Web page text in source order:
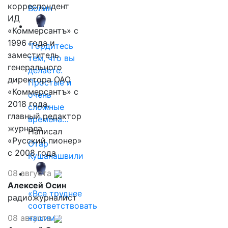
Волин
"Гордитесь
тем, что вы
делаете.
Простые и
очень
сложные
времена…
Написал
Отар
Кушанашвили
«Все труднее
соответствовать
нашим
корреспондент
ИД
«Коммерсантъ» с
1996 года и
заместитель
генерального
директора ОАО
«Коммерсантъ» с
2018 года,
главный редактор
журнала
«Русский пионер»
с 2008 года
08 августа
Алексей Осин
радиожурналист
08 августа